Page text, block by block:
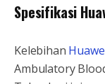
Spesifikasi
Kelebihan
Ambulatory